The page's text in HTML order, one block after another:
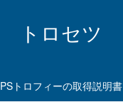
トロセツ
PSトロフィーの取得説明書